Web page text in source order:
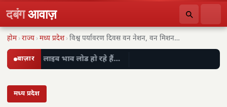
दबंगआवाज़
होम ›राज्य ›मध्य प्रदेश › विश्व पर्यावरण दिवस वन नेशन, वन मिशन एण्ड…
बाज़ार लाइव भाव लोड हो रहे हैं…
मध्य प्रदेश